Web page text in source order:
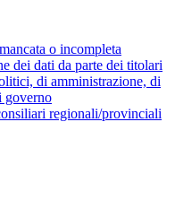
o incompleta
dei dati da parte dei titolari
di amministrazione, di
governo
regionali/provinciali